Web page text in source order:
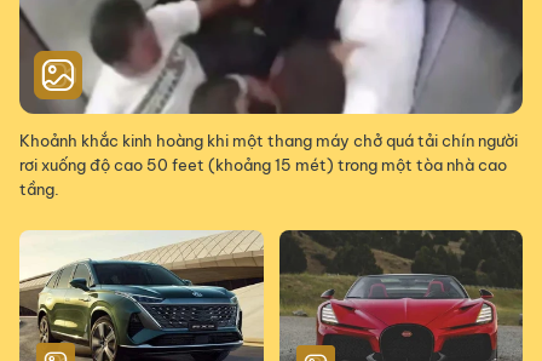
Khoảnh khắc kinh hoàng khi một thang máy chở quá tải chín người
rơi xuống độ cao 50 feet (khoảng 15 mét) trong một tòa nhà cao
tầng.